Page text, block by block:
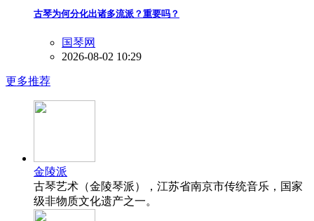
古琴为何分化出诸多流派？重要吗？
国琴网
2026-08-02 10:29
更多推荐
金陵派
古琴艺术（金陵琴派），江苏省南京市传统音乐，国家
级非物质文化遗产之一。